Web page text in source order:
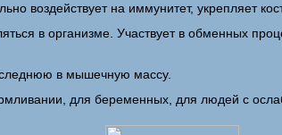
воздействует на иммунитет, укрепляет
в организме. Участвует в обменных
в мышечную массу.
для беременных, для людей с